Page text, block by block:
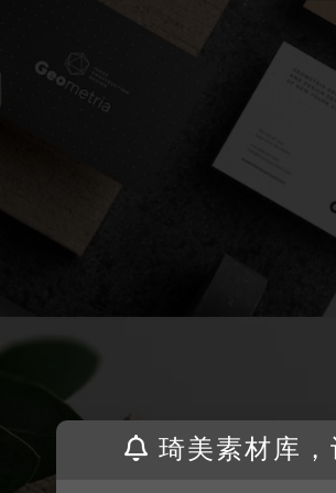
琦美素材库